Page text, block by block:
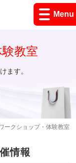
Menu
ークショップ・体験教室
教室
ます。
情報